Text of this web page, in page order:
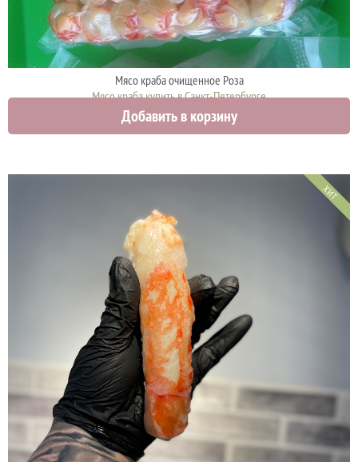
Мясо краба очищенное Роза
Мясо краба купить в Санкт-Петербурге
3100 руб.
Добавить в корзину
ХИТ